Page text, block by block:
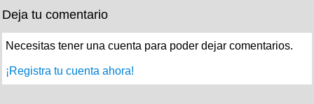
Deja tu comentario
Necesitas tener una cuenta para poder dejar comentarios.
¡Registra tu cuenta ahora!